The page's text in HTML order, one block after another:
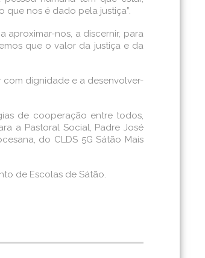
que nos é dado pela justiça”.
aproximar-nos, a discernir, para
que o valor da justiça e da
com dignidade e a desenvolver-
de cooperação entre todos,
a Pastoral Social, Padre José
do CLDS 5G Sátão Mais
de Escolas de Sátão.